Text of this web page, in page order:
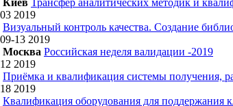
Киев Трансфер аналитических методик и
03 2019
Визуальный контроль качества. Создание
09-13 2019
Москва Российская неделя валидации -2019
12 2019
Приёмка и квалификация системы получения,
18 2019
Квалификация оборудования для поддержания